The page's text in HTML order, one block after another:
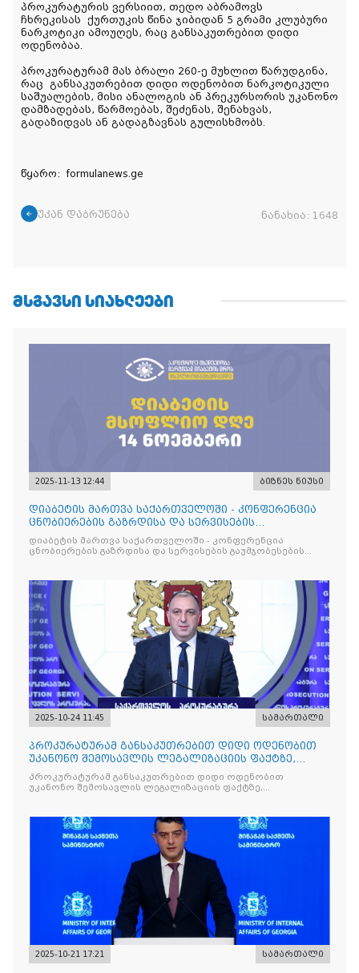
პროკურატურის ვერსიით, თედო აბრამოვს
ჩხრეკისას ქურთუკის წინა ჯიბიდან 5 გრამი კლუბური
ნარკოტიკი ამოუღეს, რაც განსაკუთრებით დიდი
ოდენობაა.
პროკურატურამ მას ბრალი 260-ე მუხლით წარუდგინა,
რაც განსაკუთრებით დიდი ოდენობით ნარკოტიკული
საშუალების, მისი ანალოგის ან პრეკურსორის უკანონო
დამზადებას, წარმოებას, შეძენას, შენახვას,
გადაზიდვას ან გადაგზავნას გულისხმობს.
წყარო: formulanews.ge
უკან დაბრუნება ნანახია: 1648
ᲛᲡᲒᲐᲕᲡᲘ ᲡᲘᲐᲮᲚᲔᲔᲑᲘ
2025-11-13 12:44 ბიზნეს ნიუსი
დიაბეტის მართვა საქართველოში - კონფერენცია
ცნობიერების გაზრდისა და სერვისების
გაუმჯობესების მიზნით
დიაბეტის მართვა საქართველოში - კონფერენცია
ცნობიერების გაზრდისა და სერვისების გაუმჯობესების
2025-10-24 11:45 სამართალი
პროკურატურამ განსაკუთრებით დიდი ოდენობით
უკანონო შემოსავლის ლეგალიზაციის ფაქტზე,
საქართველოს ყოფილ პ
პროკურატურამ განსაკუთრებით დიდი ოდენობით
უკანონო შემოსავლის ლეგალიზაციის ფაქტზე,
2025-10-21 17:21 სამართალი